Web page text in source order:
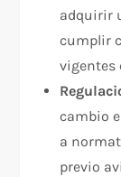
adquirir
cumplir
vigentes
cambio
a
previo